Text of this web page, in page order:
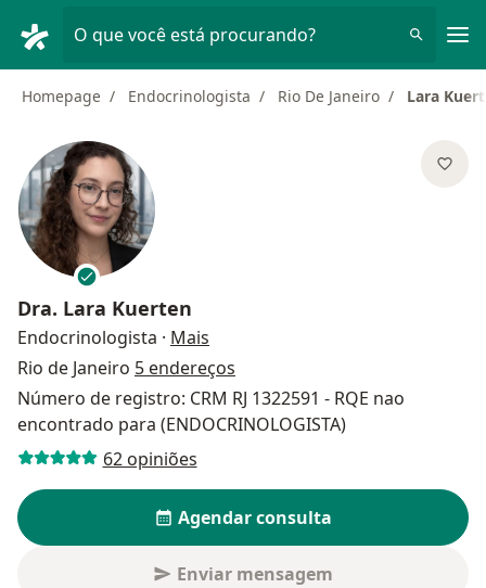
O que você está procurando?
Homepage Endocrinologista Rio De Janeiro Lara
Dra. Lara Kuerten
Endocrinologista · Mais
Rio de Janeiro 5 endereços
Número de registro: CRM RJ 1322591 - RQE nao
encontrado para (ENDOCRINOLOGISTA)
62 opiniões
Agendar consulta
Enviar mensagem